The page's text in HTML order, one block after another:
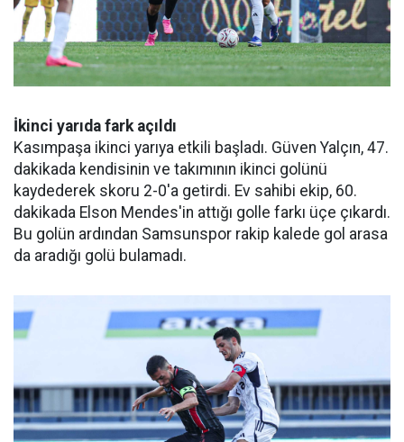
İkinci yarıda fark açıldı
Kasımpaşa ikinci yarıya etkili başladı. Güven Yalçın, 47.
dakikada kendisinin ve takımının ikinci golünü
kaydederek skoru 2-0'a getirdi. Ev sahibi ekip, 60.
dakikada Elson Mendes'in attığı golle farkı üçe çıkardı.
Bu golün ardından Samsunspor rakip kalede gol arasa
da aradığı golü bulamadı.